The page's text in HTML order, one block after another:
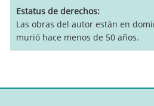
Estatus de derechos
Las obras del autor están en
murió hace menos de 50 años.